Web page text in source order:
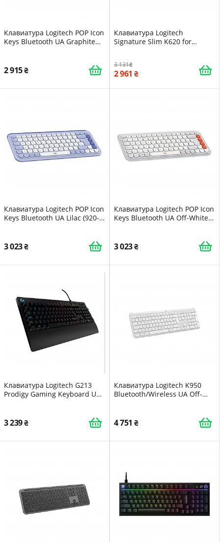
Клавиатура Logitech POP Icon
Keys Bluetooth UA Graphite
2 915
Клавиатура Logitech
Signature Slim K620 for
3 131
2 961
Клавиатура Logitech POP Icon
Keys Bluetooth UA Lilac (920-
3 023
Клавиатура Logitech POP Icon
Keys Bluetooth UA Off-White
3 023
Клавиатура Logitech G213
Prodigy Gaming Keyboard USB
3 239
Клавиатура Logitech K950
Bluetooth/Wireless UA Off-
4 751